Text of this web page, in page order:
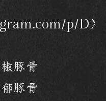
p/
豚骨
豚骨